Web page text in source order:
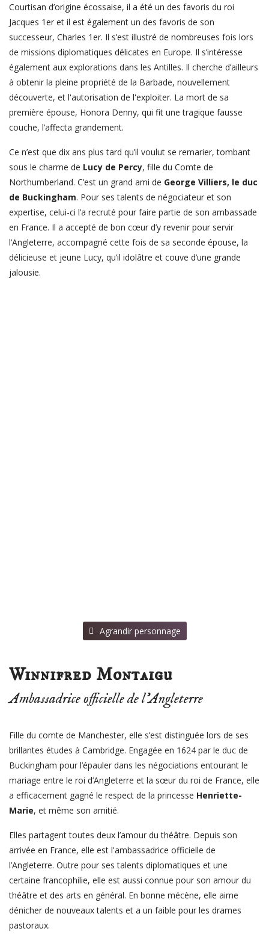
Courtisan d’origine écossaise, il a été un des favoris du roi
Jacques 1er et il est également un des favoris de son
successeur, Charles 1er. Il s’est illustré de nombreuses fois lors
de missions diplomatiques délicates en Europe. Il s’intéresse
également aux explorations dans les Antilles. Il cherche d’ailleurs
à obtenir la pleine propriété de la Barbade, nouvellement
découverte, et l'autorisation de l'exploiter. La mort de sa
première épouse, Honora Denny, qui fit une tragique fausse
couche, l’affecta grandement.
Ce n’est que dix ans plus tard qu’il voulut se remarier, tombant
sous le charme de Lucy de Percy, fille du Comte de
Northumberland. C’est un grand ami de George Villiers, le duc
de Buckingham. Pour ses talents de négociateur et son
expertise, celui-ci l’a recruté pour faire partie de son ambassade
en France. Il a accepté de bon cœur d’y revenir pour servir
l’Angleterre, accompagné cette fois de sa seconde épouse, la
délicieuse et jeune Lucy, qu’il idolâtre et couve d’une grande
jalousie.
⠀Agrandir personnage
Winnifred Montaigu
Ambassadrice officielle de l’Angleterre
Fille du comte de Manchester, elle s’est distinguée lors de ses
brillantes études à Cambridge. Engagée en 1624 par le duc de
Buckingham pour l’épauler dans les négociations entourant le
mariage entre le roi d’Angleterre et la sœur du roi de France, elle
a efficacement gagné le respect de la princesse Henriette-
Marie, et même son amitié.
Elles partagent toutes deux l’amour du théâtre. Depuis son
arrivée en France, elle est l'ambassadrice officielle de
l’Angleterre. Outre pour ses talents diplomatiques et une
certaine francophilie, elle est aussi connue pour son amour du
théâtre et des arts en général. En bonne mécène, elle aime
dénicher de nouveaux talents et a un faible pour les drames
pastoraux.